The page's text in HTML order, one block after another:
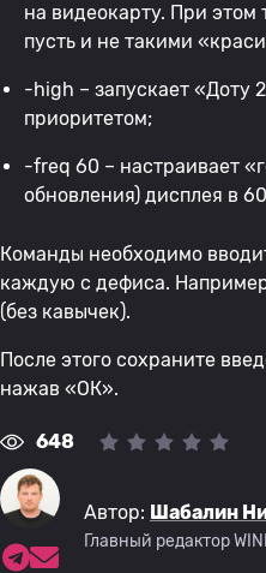
на видеокарту. При
пусть и не такими
-high – запускает «Доту
приоритетом;
-freq 60 – настраивает
обновления) дисплея в
Команды необходимо
каждую с дефиса.
(без кавычек).
После этого сохраните
нажав «ОК».
648
Автор: Шабалин
Главный редактор